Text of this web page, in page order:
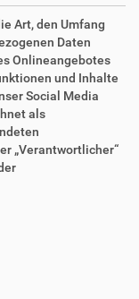
Art, den Umfang
Daten
Onlineangebotes
und Inhalte
Social Media
als
„Verantwortlicher“